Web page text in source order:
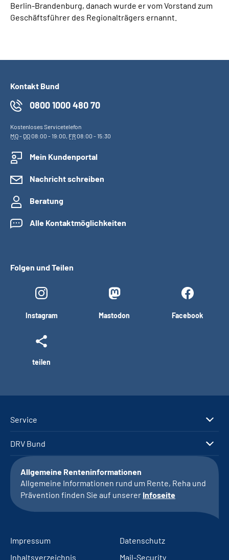
Berlin-Brandenburg, danach wurde er vom Vorstand zum
Geschäftsführer des Regionalträgers ernannt.
Kontakt Bund
0800 1000 480 70
Kostenloses Servicetelefon
MO- DO08:00 - 19:00, FR08:00 - 15:30
Mein Kundenportal
Nachricht schreiben
Beratung
Alle Kontaktmöglichkeiten
Folgen und Teilen
Instagram Mastodon Facebook
teilen
Service
DRV Bund
Allgemeine Renteninformationen
Allgemeine Informationen rund um Rente, Reha und
Prävention finden Sie auf unserer Infoseite
Impressum
Datenschutz
Inhaltsverzeichnis
Mail-Security